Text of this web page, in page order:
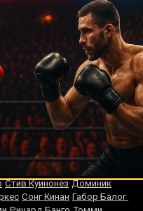
Делла Маддалена –
Хорхе Луис Мунгиа Хесус
Вашингтон Кино
Крис Молина Деандри
Камерон Марко Гонзалес
Стив Куинонез Доминик
Сонг Кинан Габор Балог